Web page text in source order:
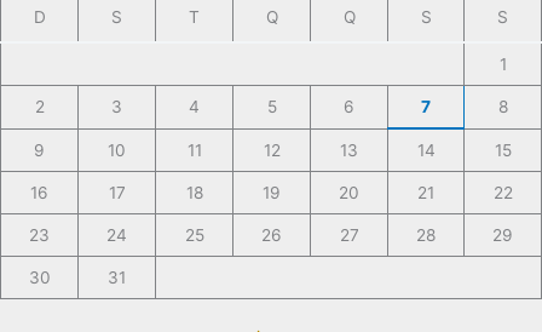
D S T Q Q S S
1
2 3 4 5 6 7 8
9 10 11 12 13 14 15
16 17 18 19 20 21 22
23 24 25 26 27 28 29
30 31